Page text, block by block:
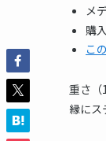
メ
購入
こ
重さ（
縁にス